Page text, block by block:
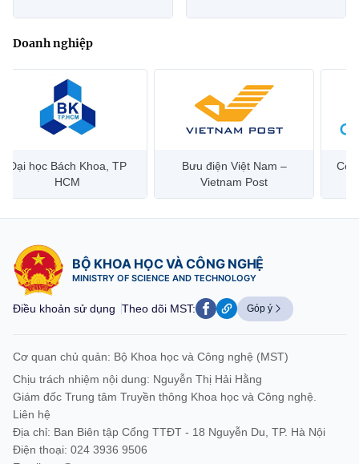
Doanh nghiệp
Bưu điện Việt Nam –
Vietnam Post
Công ty Cổ phần Hạ tầng
Viễn Thông CMC
BỘ KHOA HỌC VÀ CÔNG NGHỆ
MINISTRY OF SCIENCE AND TECHNOLOGY
Điều khoản sử dụng Theo dõi MST: Góp ý
Cơ quan chủ quản: Bộ Khoa học và Công nghệ (MST)
Chịu trách nhiệm nội dung: Nguyễn Thị Hải Hằng
Giám đốc Trung tâm Truyền thông Khoa học và Công nghệ.
Liên hệ
Địa chỉ: Ban Biên tập Cổng TTĐT - 18 Nguyễn Du, TP. Hà Nội
Điện thoại: 024 3936 9506